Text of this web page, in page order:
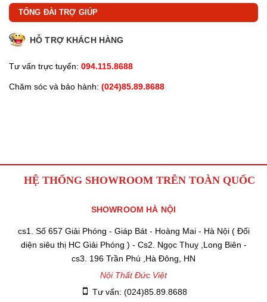
TỔNG ĐÀI TRỢ GIÚP
HỖ TRỢ KHÁCH HÀNG
Tư vấn trực tuyến: 094.115.8688
Chăm sóc và bảo hành: (024)85.89.8688
HỆ THỐNG SHOWROOM TRÊN TOÀN QUỐC
SHOWROOM HÀ NỘI
cs1. Số 657 Giải Phóng - Giáp Bát - Hoàng Mai - Hà Nội ( Đối
diện siêu thị HC Giải Phóng ) - Cs2. Ngọc Thuỵ ,Long Biên -
cs3. 196 Trần Phú ,Hà Đông, HN
Nội Thất Đức Việt
Tư vấn: (024)85.89.8688